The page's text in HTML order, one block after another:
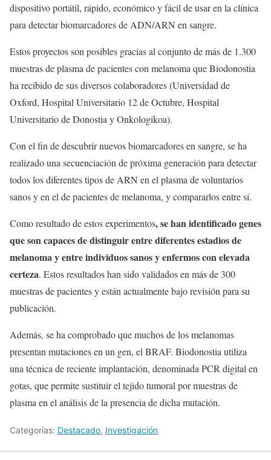
dispositivo portátil, rápido, económico y fácil de usar en la clínica
para detectar biomarcadores de ADN/ARN en sangre.
Estos proyectos son posibles gracias al conjunto de más de 1.300
muestras de plasma de pacientes con melanoma que Biodonostia
ha recibido de sus diversos colaboradores (Universidad de
Oxford, Hospital Universitario 12 de Octubre, Hospital
Universitario de Donostia y Onkologikoa).
Con el fin de descubrir nuevos biomarcadores en sangre, se ha
realizado una secuenciación de próxima generación para detectar
todos los diferentes tipos de ARN en el plasma de voluntarios
sanos y en el de pacientes de melanoma, y compararlos entre sí.
Como resultado de estos experimentos, se han identificado genes
que son capaces de distinguir entre diferentes estadios de
melanoma y entre individuos sanos y enfermos con elevada
certeza. Estos resultados han sido validados en más de 300
muestras de pacientes y están actualmente bajo revisión para su
publicación.
Además, se ha comprobado que muchos de los melanomas
presentan mutaciones en un gen, el BRAF. Biodonostia utiliza
una técnica de reciente implantación, denominada PCR digital en
gotas, que permite sustituir el tejido tumoral por muestras de
plasma en el análisis de la presencia de dicha mutación.
Categorías: Destacado, Investigación